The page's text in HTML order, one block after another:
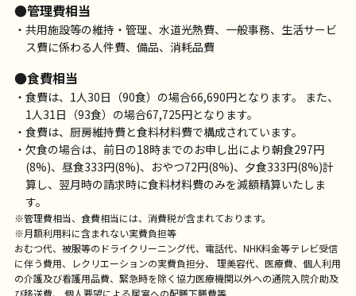
●管理費相当
共用施設等の維持・管理、水道光熱費、一般事務、生活サービ
ス費に係わる人件費、備品、消耗品費
●食費相当
食費は、1人30日（90食）の場合66,690円となります。 また、
1人31日（93食）の場合67,725円となります。
食費は、厨房維持費と食料材料費で構成されています。
欠食の場合は、前日の18時までのお申し出により朝食297円
(8%)、昼食333円(8%)、おやつ72円(8%)、夕食333円(8%)計
算し、翌月時の請求時に食料材料費のみを減額精算いたしま
す。
※管理費相当、食費相当には、消費税が含まれております。
※月額利用料に含まれない実費負担等
おむつ代、被服等のドライクリーニング代、電話代、NHK料金等テレビ受信
に伴う費用、レクリエーションの実費負担分、 理美容代、医療費、個人利用
の介護及び看護用品費、緊急時を除く協力医療機関以外への通院入院介助及
び移送費、 個人要望による居室への配膳下膳費等